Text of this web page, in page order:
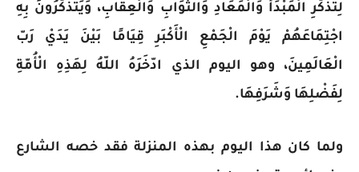
لِتَذَكّرِ الْمَبْدَأ وَالْمَعَادِ وَالثّوَابِ وَالْعِقَابِ، وَيَتَذَكّرُونَ بِهِ
اجْتِمَاعَهُمْ يَوْمَ الْجَمْعِ الْأَكْبَرِ قِيَامًا بَيْنَ يَدَيْ رَبّ
الْعَالَمِينَ، وهو اليوم الذي ادّخَرَهُ اللّهُ لِهَذِهِ الْأُمّةِ
لِفَضْلِهَا وَشَرَفِهَا.
ولما كان هذا اليوم بهذه المنزلة فقد خصه الشارع